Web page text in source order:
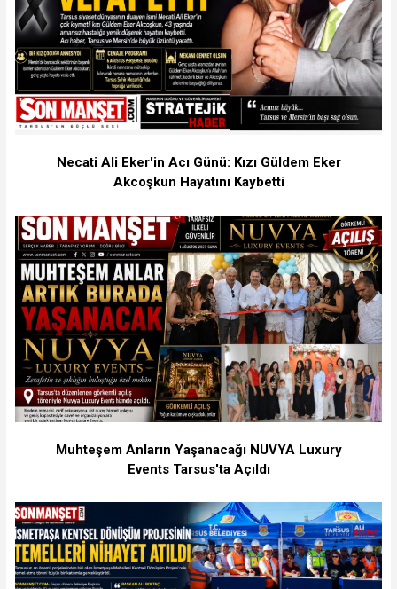
Necati Ali Eker'in Acı Günü: Kızı Güldem Eker
Akcoşkun Hayatını Kaybetti
Muhteşem Anların Yaşanacağı NUVYA Luxury
Events Tarsus'ta Açıldı